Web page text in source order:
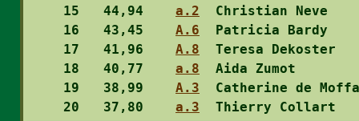
15
   44,94
a.2
Christian
16
   43,45
A.6
Patricia
17
   41,96
A.8
Teresa
18
   40,77
a.8
Aida Zumot
19
   38,99
A.3
Catherine de
20
   37,80
a.3
Thierry